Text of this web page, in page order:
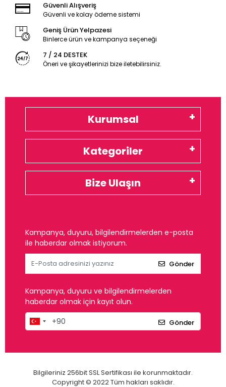
Güvenli Alışveriş
Güvenli ve kolay ödeme sistemi
Geniş Ürün Yelpazesi
Binlerce ürün ve kampanya seçeneği
7 / 24 DESTEK
Öneri ve şikayetlerinizi bize iletebilirsiniz.
Kurumsal
Kategoriler
Bize Ulaşın
Kampanya, duyuru, bilgilendirmelerden e-posta
ile haberdar olmak istiyorum.
Gönder
Kampanya, duyuru ve bilgilendirmelerden
haberdar olmak için kayıt olun.
Gönder
Bilgileriniz 256bit SSL Sertifikası ile korunmaktadır.
Copyright © 2022 Tüm hakları saklıdır.